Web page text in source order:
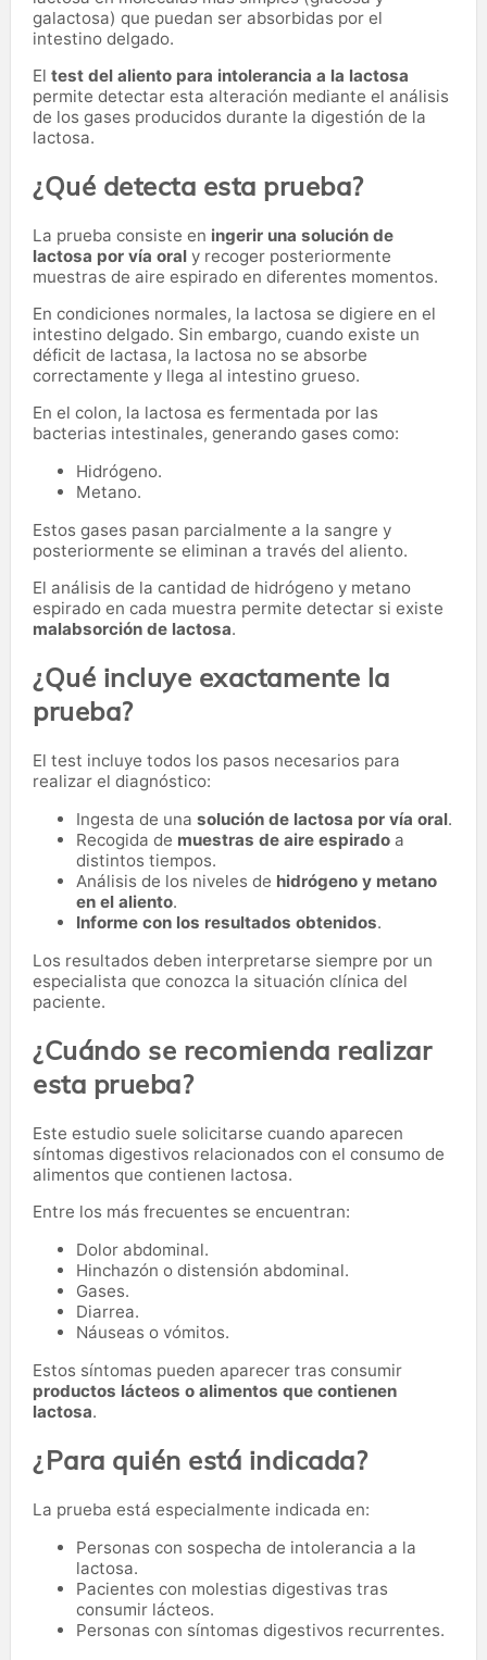
galactosa) que puedan ser absorbidas por el
intestino delgado.
El test del aliento para intolerancia a la lactosa
permite detectar esta alteración mediante el análisis
de los gases producidos durante la digestión de la
lactosa.
¿Qué detecta esta prueba?
La prueba consiste en ingerir una solución de
lactosa por vía oral y recoger posteriormente
muestras de aire espirado en diferentes momentos.
En condiciones normales, la lactosa se digiere en el
intestino delgado. Sin embargo, cuando existe un
déficit de lactasa, la lactosa no se absorbe
correctamente y llega al intestino grueso.
En el colon, la lactosa es fermentada por las
bacterias intestinales, generando gases como:
Hidrógeno.
Metano.
Estos gases pasan parcialmente a la sangre y
posteriormente se eliminan a través del aliento.
El análisis de la cantidad de hidrógeno y metano
espirado en cada muestra permite detectar si existe
malabsorción de lactosa.
¿Qué incluye exactamente la
prueba?
El test incluye todos los pasos necesarios para
realizar el diagnóstico:
Ingesta de una solución de lactosa por vía oral.
Recogida de muestras de aire espirado a
distintos tiempos.
Análisis de los niveles de hidrógeno y metano
en el aliento.
Informe con los resultados obtenidos.
Los resultados deben interpretarse siempre por un
especialista que conozca la situación clínica del
paciente.
¿Cuándo se recomienda realizar
esta prueba?
Este estudio suele solicitarse cuando aparecen
síntomas digestivos relacionados con el consumo de
alimentos que contienen lactosa.
Entre los más frecuentes se encuentran:
Dolor abdominal.
Hinchazón o distensión abdominal.
Gases.
Diarrea.
Náuseas o vómitos.
Estos síntomas pueden aparecer tras consumir
productos lácteos o alimentos que contienen
lactosa.
¿Para quién está indicada?
La prueba está especialmente indicada en:
Personas con sospecha de intolerancia a la
lactosa.
Pacientes con molestias digestivas tras
consumir lácteos.
Personas con síntomas digestivos recurrentes.